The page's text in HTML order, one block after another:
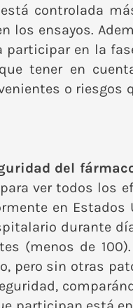
controlada
los ensayos.
participar en la
tener en
o riesgos
del
ver todos los
en Estados
durante
(menos de 100).
pero sin otras